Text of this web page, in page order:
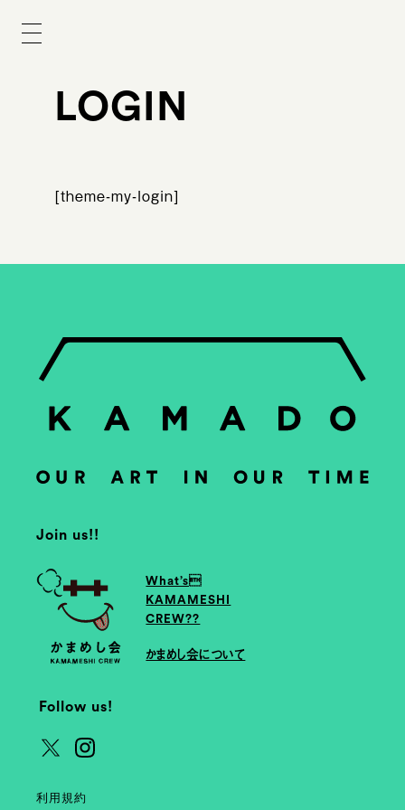
LOGIN
[theme-my-login]
Join us!!
What’s
KAMAMESHI
CREW??
かまめし会について
Follow us!
利用規約